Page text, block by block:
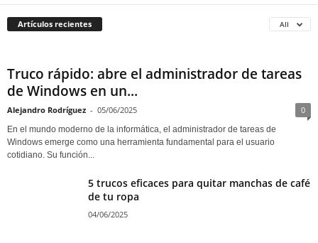
Artículos recientes All
Truco rápido: abre el administrador de tareas
de Windows en un...
Alejandro Rodríguez - 05/06/2025 0
En el mundo moderno de la informática, el administrador de tareas de
Windows emerge como una herramienta fundamental para el usuario
cotidiano. Su función...
5 trucos eficaces para quitar manchas de café
de tu ropa
04/06/2025